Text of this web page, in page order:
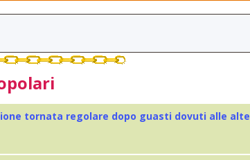
tornata regolare dopo guasti dovuti alle alte